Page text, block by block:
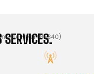
sur-Mer (85340)